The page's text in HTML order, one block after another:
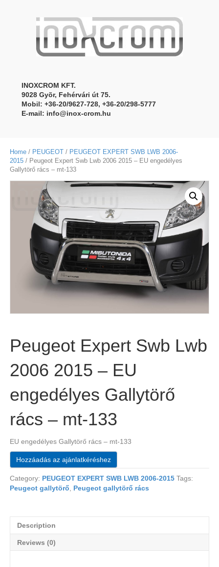
INOXCROM KFT.
9028 Gyõr, Fehérvári út 75.
Mobil: +36-20/9627-728, +36-20/298-5777
E-mail: info@inox-crom.hu
Home / PEUGEOT / PEUGEOT EXPERT SWB LWB 2006-
2015 / Peugeot Expert Swb Lwb 2006 2015 – EU engedélyes
Gallytörő rács – mt-133
Peugeot Expert Swb Lwb
2006 2015 – EU
engedélyes Gallytörő
rács – mt-133
EU engedélyes Gallytörő rács – mt-133
Hozzáadás az ajánlatkéréshez
Category: PEUGEOT EXPERT SWB LWB 2006-2015 Tags:
Peugeot gallytörő, Peugeot gallytörő rács
Description
Reviews (0)